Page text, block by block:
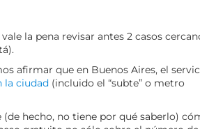
la pena revisar antes 2 casos
afirmar que en Buenos Aires, el
la ciudad (incluido el “subte” o metro
hecho, no tiene por qué saberlo)